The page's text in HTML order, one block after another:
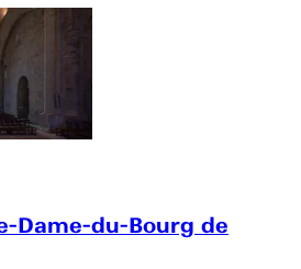
Dame-du-Bourg de